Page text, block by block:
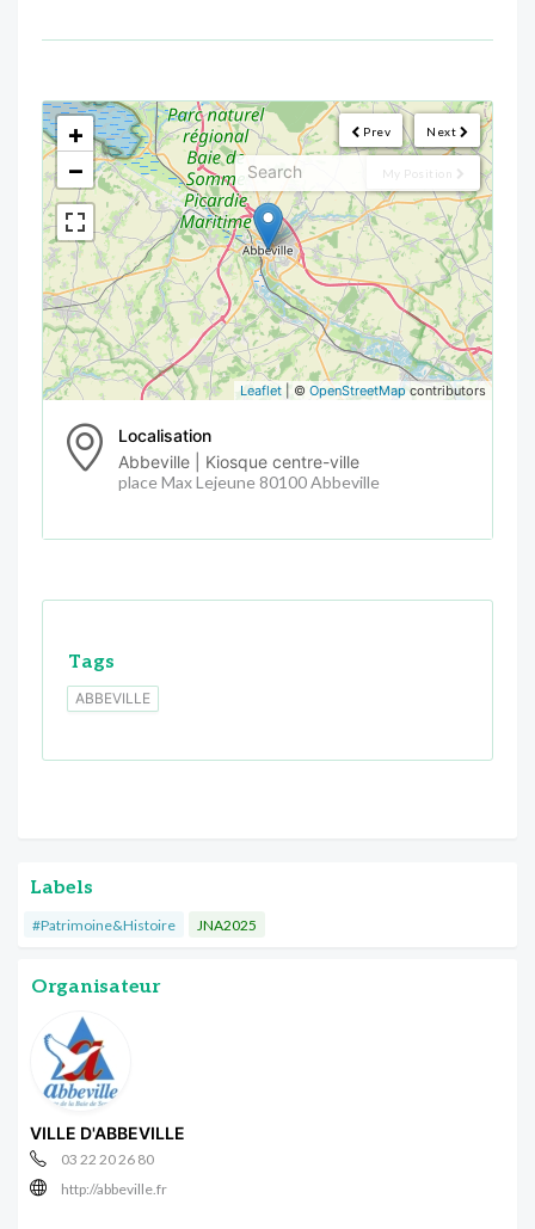
Next
Prev
My Position
<!---->
+
−
Leaflet | © OpenStreetMap contributors
Localisation
Abbeville | Kiosque centre-ville
place Max Lejeune 80100 Abbeville
Tags
ABBEVILLE
Labels
#Patrimoine&Histoire JNA2025
Organisateur
VILLE D'ABBEVILLE
03 22 20 26 80
http://abbeville.fr